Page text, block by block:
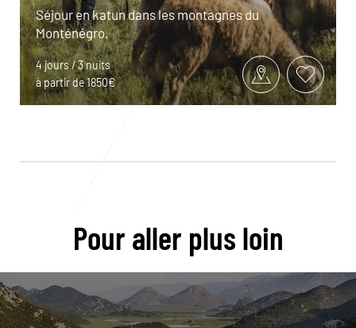
Séjour en katun dans les montagnes du
Monténégro.
4 jours / 3 nuits
à partir de 1850€
Pour aller plus loin